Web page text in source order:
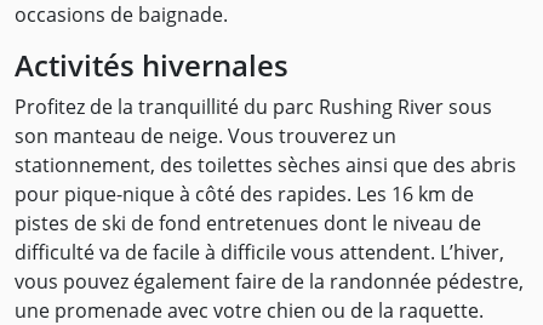
occasions de baignade.
Activités hivernales
Profitez de la tranquillité du parc Rushing River sous
son manteau de neige. Vous trouverez un
stationnement, des toilettes sèches ainsi que des abris
pour pique-nique à côté des rapides. Les 16 km de
pistes de ski de fond entretenues dont le niveau de
difficulté va de facile à difficile vous attendent. L’hiver,
vous pouvez également faire de la randonnée pédestre,
une promenade avec votre chien ou de la raquette.